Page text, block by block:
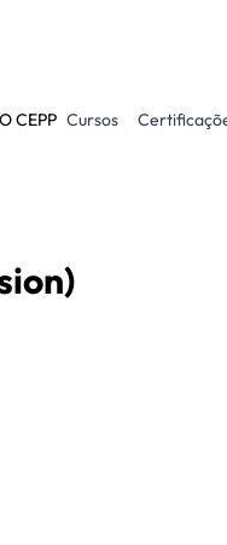
O CEPP Cursos